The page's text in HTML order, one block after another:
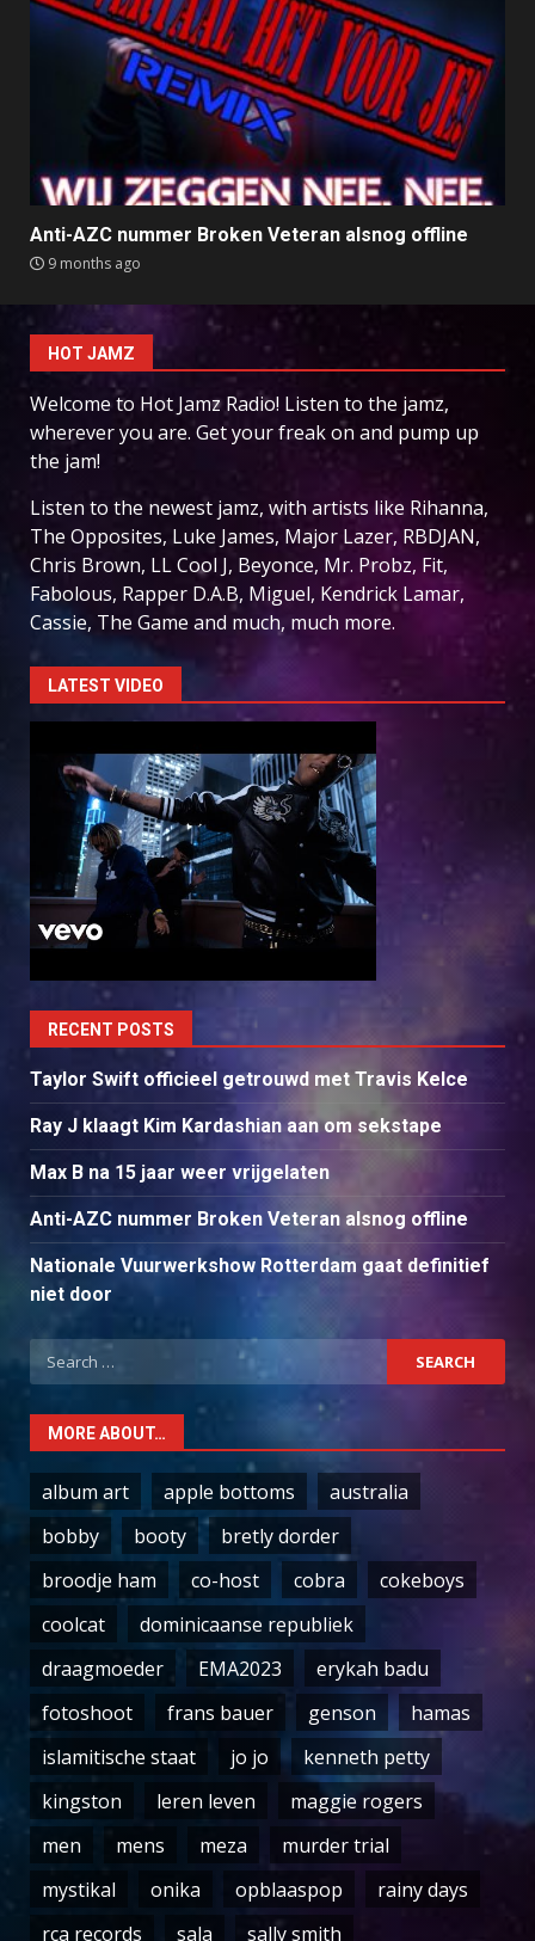
Anti-AZC nummer Broken Veteran alsnog offline
9 months ago
HOT JAMZ
Welcome to Hot Jamz Radio! Listen to the jamz,
wherever you are. Get your freak on and pump up
the jam!
Listen to the newest jamz, with artists like Rihanna,
The Opposites, Luke James, Major Lazer, RBDJAN,
Chris Brown, LL Cool J, Beyonce, Mr. Probz, Fit,
Fabolous, Rapper D.A.B, Miguel, Kendrick Lamar,
Cassie, The Game and much, much more.
LATEST VIDEO
RECENT POSTS
Taylor Swift officieel getrouwd met Travis Kelce
Ray J klaagt Kim Kardashian aan om sekstape
Max B na 15 jaar weer vrijgelaten
Anti-AZC nummer Broken Veteran alsnog offline
Nationale Vuurwerkshow Rotterdam gaat definitief
niet door
Search
for:
MORE ABOUT…
album art apple bottoms
australia
bobby
booty
bretly dorder
broodje ham
co-host cobra
cokeboys
coolcat
dominicaanse republiek
draagmoeder
EMA2023
erykah badu
fotoshoot
frans bauer genson
hamas
islamitische staat
jo jo
kenneth petty
kingston
leren leven
maggie rogers
men
mens meza
murder trial
mystikal
onika opblaaspop
rainy days
rca records
sala sally smith